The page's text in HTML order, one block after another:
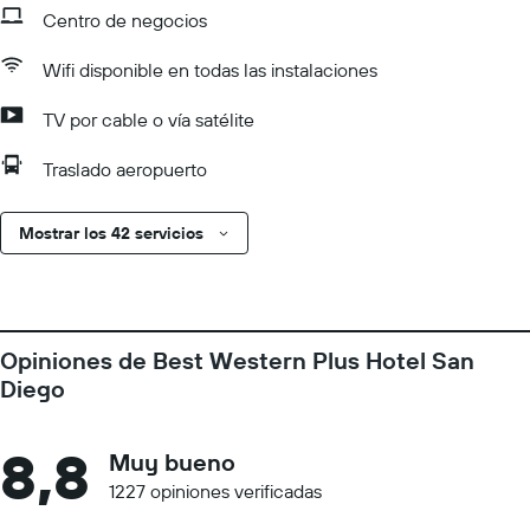
Centro de negocios
Wifi disponible en todas las instalaciones
TV por cable o vía satélite
Traslado aeropuerto
Mostrar los 42 servicios
Opiniones de Best Western Plus Hotel San
Diego
8,8 Muy bueno
1227 opiniones verificadas